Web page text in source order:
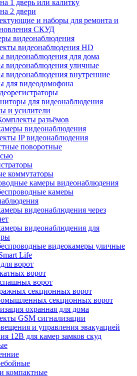
1 дверь или калитку
2 двери
и наборы для ремонта и
СКУД
видеонаблюдения
видеонаблюдения HD
видеонаблюдения для дома
видеонаблюдения уличные
видеонаблюдения внутренние
для видеодомофона
для видеонаблюдения
и усилители
разъёмов
видеонаблюдения
IP видеонаблюдения
поворотные
коммутаторы
камеры видеонаблюдения
камеры
видеонаблюдения через
видеонаблюдения для
видеокамеры уличные
Life
ворот
ворот
ворот
секционных ворот
секционных ворот
охранная для дома
GSM сигнализации
и управления эвакуацией
12В для камер замков скуд
компактные